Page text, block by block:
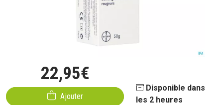
22,95€
Ajouter
Disponible dans
les 2 heures